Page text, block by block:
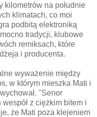
kilometrów na południe
klimatach, co moi
podbitą elektroniką
tradycji, klubowe
remiksach, które
i producenta.
wyważenie między
w którym mieszka Mati i
"Senor
z ciężkim bitem i
że Mati poza klejeniem